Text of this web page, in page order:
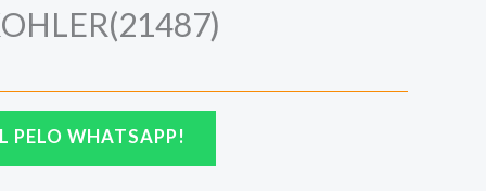
PELO WHATSAPP!